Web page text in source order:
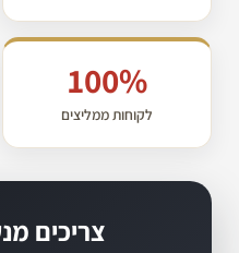
100%
לקוחות ממליצים
צריכים